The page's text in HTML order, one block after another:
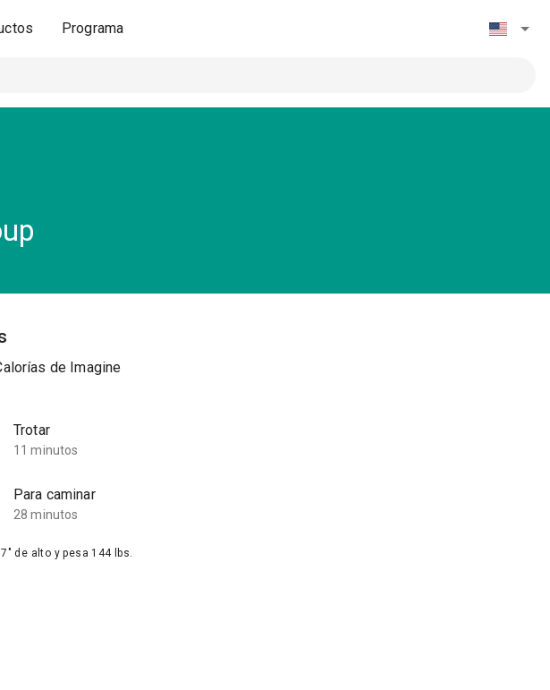
Programa
de Imagine
Trotar
11 minutos
Para caminar
28 minutos
de alto y pesa 144 lbs.